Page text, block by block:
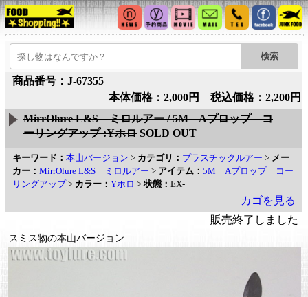
商品番号：J-67355
本体価格：2,000円 税込価格：2,200円
MirrOlure L&S ミロルアー / 5M Aプロップ コ
ーリングアップ :Yホロ SOLD OUT
キーワード： 本山バージョン > カテゴリ： プラスチックルアー > メー
カー： MirrOlure L&S ミロルアー > アイテム： 5M Aプロップ コー
リングアップ> カラー： Yホロ >状態： EX-
カゴを見る
販売終了しました
スミス物の本山バージョン